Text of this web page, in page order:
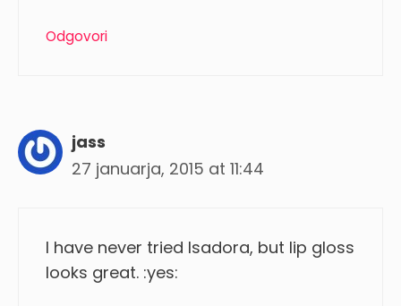
Odgovori
jass
27 januarja, 2015 at 11:44
I have never tried Isadora, but lip gloss
looks great. :yes: